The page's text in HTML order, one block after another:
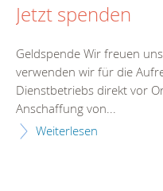
Jetzt spenden
Geldspende Wir freuen
verwenden wir für die
Dienstbetriebs direkt vor
Anschaffung von...
Weiterlesen